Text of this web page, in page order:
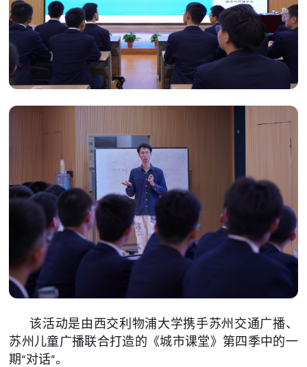
该活动是由西交利物浦大学携手苏州交通广播、
苏州儿童广播联合打造的《城市课堂》第四季中的一
期“对话”。